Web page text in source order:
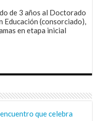
de 3 años al Doctorado
(consorciado),
en etapa inicial
que celebra